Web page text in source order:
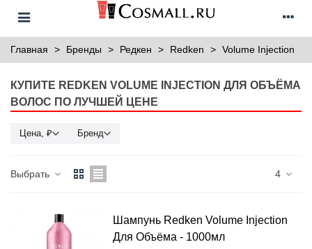
Главная > Бренды > Редкен > Redken > Volume Injection
КУПИТЕ REDKEN VOLUME INJECTION ДЛЯ ОБЪЁМА
ВОЛОС ПО ЛУЧШЕЙ ЦЕНЕ
Цена, ₽ Бренд
Выбрать 4
Шампунь Redken Volume Injection
Для Объёма - 1000мл